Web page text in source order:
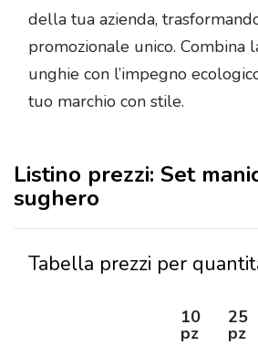
della tua azienda,
promozionale unico. Combina
unghie con l’impegno
tuo marchio con stile.
Listino prezzi: Set
sughero
Tabella prezzi per
10
pz
25
pz